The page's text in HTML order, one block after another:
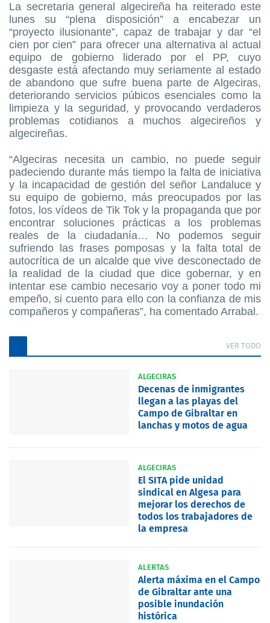
La secretaria general algecireña ha reiterado este
lunes su “plena disposición” a encabezar un
“proyecto ilusionante”, capaz de trabajar y dar “el
cien por cien” para ofrecer una alternativa al actual
equipo de gobierno liderado por el PP, cuyo
desgaste está afectando muy seriamente al estado
de abandono que sufre buena parte de Algeciras,
deteriorando servicios púbicos esenciales como la
limpieza y la seguridad, y provocando verdaderos
problemas cotidianos a muchos algecireños y
algecireñas.
“Algeciras necesita un cambio, no puede seguir
padeciendo durante más tiempo la falta de iniciativa
y la incapacidad de gestión del señor Landaluce y
su equipo de gobierno, más preocupados por las
fotos, los vídeos de Tik Tok y la propaganda que por
encontrar soluciones prácticas a los problemas
reales de la ciudadanía… No podemos seguir
sufriendo las frases pomposas y la falta total de
autocrítica de un alcalde que vive desconectado de
la realidad de la ciudad que dice gobernar, y en
intentar ese cambio necesario voy a poner todo mi
empeño, si cuento para ello con la confianza de mis
compañeros y compañeras”, ha comentado Arrabal.
VER TODO
ALGECIRAS
Decenas de inmigrantes
llegan a las playas del
Campo de Gibraltar en
lanchas y motos de agua
ALGECIRAS
El SITA pide unidad
sindical en Algesa para
mejorar los derechos de
todos los trabajadores de
la empresa
ALERTAS
Alerta máxima en el Campo
de Gibraltar ante una
posible inundación
histórica